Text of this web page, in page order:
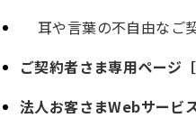
耳や言葉の不自由なご
ご契約者さま専用ページ
法人お客さまWebサービ